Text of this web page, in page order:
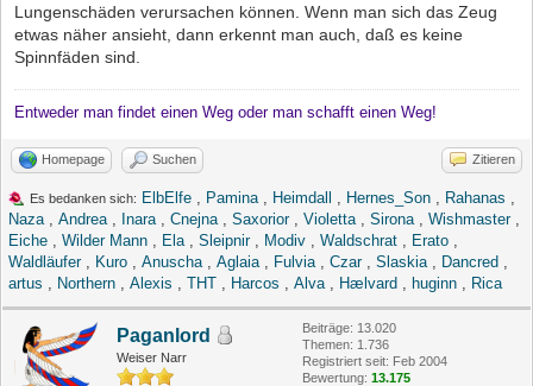
Lungenschäden verursachen können. Wenn man sich das Zeug
etwas näher ansieht, dann erkennt man auch, daß es keine
Spinnfäden sind.
Entweder man findet einen Weg oder man schafft einen Weg!
Homepage Suchen Zitieren
Es bedanken sich: ElbElfe Pamina Heimdall Hernes_Son Rahanas
Naza
Andrea Inara Cnejna Saxorior, Violetta Sirona Wishmaster,
Eiche
Wilder Mann Ela Sleipnir, Modiv Waldschrat Erato
Waldläufer, Kuro Anuscha Aglaia Fulvia Czar, Slaskia Dancred
artus
Northern Alexis THT Harcos Alva Hælvard huginn Rica
Paganlord
Weiser Narr
Beiträge: 13.020
Themen: 1.736
Registriert seit: Feb 2004
Bewertung: 13.175